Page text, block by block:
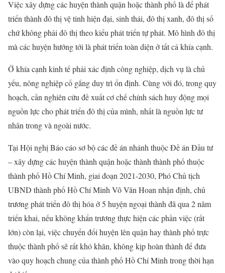
Việc xây dựng các huyện thành quận hoặc thành phố là để phát
triển thành đô thị vệ tinh hiện đại, sinh thái, đô thị xanh, đô thị số
chứ không phải đô thị theo kiểu phát triển tự phát. Mô hình đô thị
mà các huyện hướng tới là phát triển toàn diện ở tất cả khía cạnh.
Ở khía cạnh kinh tế phải xác định công nghiệp, dịch vụ là chủ
yếu, nông nghiệp cố gắng duy trì ổn định. Cùng với đó, trong quy
hoạch, cần nghiên cứu đề xuất cơ chế chính sách huy động mọi
nguồn lực cho phát triển đô thị của mình, nhất là nguồn lực tư
nhân trong và ngoài nước.
Tại Hội nghị Báo cáo sơ bộ các đề án nhánh thuộc Đề án Đầu tư
– xây dựng các huyện thành quận hoặc thành thành phố thuộc
thành phố Hồ Chí Minh, giai đoạn 2021-2030, Phó Chủ tịch
UBND thành phố Hồ Chí Minh Võ Văn Hoan nhận định, chủ
trương phát triển đô thị hóa ở 5 huyện ngoại thành đã qua 2 năm
triển khai, nếu không khẩn trương thực hiện các phần việc (rất
lớn) còn lại, việc chuyển đổi huyện lên quận hay thành phố trực
thuộc thành phố sẽ rất khó khăn, không kịp hoàn thành để đưa
vào quy hoạch chung của thành phố Hồ Chí Minh trong thời hạn